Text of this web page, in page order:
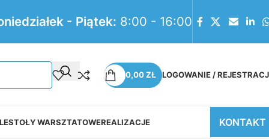
- Piątek: 8:00 - 16:00
0,00ZŁ LOGOWANIE /
STOŁY WARSZTATOWEREALIZACJE KONTAKT